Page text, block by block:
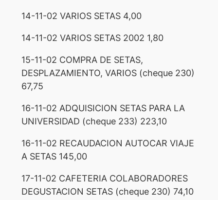
14-11-02 VARIOS SETAS 4,00
14-11-02 VARIOS SETAS 2002 1,80
15-11-02 COMPRA DE SETAS,
DESPLAZAMIENTO, VARIOS (cheque 230)
67,75
16-11-02 ADQUISICION SETAS PARA LA
UNIVERSIDAD (cheque 233) 223,10
16-11-02 RECAUDACION AUTOCAR VIAJE
A SETAS 145,00
17-11-02 CAFETERIA COLABORADORES
DEGUSTACION SETAS (cheque 230) 74,10